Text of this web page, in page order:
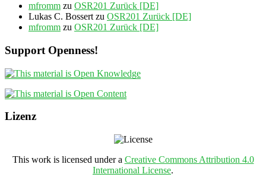
mfromm zu OSR201 Zurück [DE]
Lukas C. Bossert zu OSR201 Zurück [DE]
mfromm zu OSR201 Zurück [DE]
Support Openness!
Lizenz
This work is licensed under a Creative Commons Attribution 4.0
International License.